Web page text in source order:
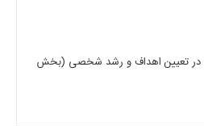
در تعیین اهداف و رشد شخصی (بخش